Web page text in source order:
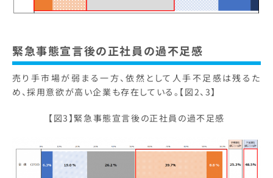
緊急事態宣言後の正社員の過不足感
売り手市場が弱まる一方、依然として人手不足感は残るた
め、採用意欲が高い企業も存在している。【図2、3】
【図3】緊急事態宣言後の正社員の過不足感